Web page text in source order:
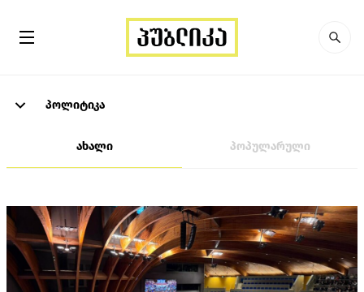
პოლიტიკა
ახალი პოპულარული